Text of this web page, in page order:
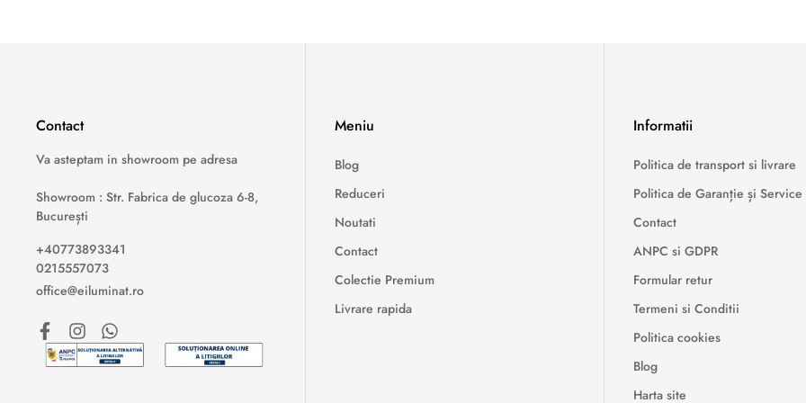
Contact
Va asteptam in showroom pe adresa
Showroom : Str. Fabrica de glucoza 6-8,
București
+40773893341
0215557073
office@eiluminat.ro
Meniu
Blog
Reduceri
Noutati
Contact
Colectie Premium
Livrare rapida
Informatii
Politica de transport si livrare
Politica de Garanție și Service
Contact
ANPC si GDPR
Formular retur
Termeni si Conditii
Politica cookies
Blog
Harta site